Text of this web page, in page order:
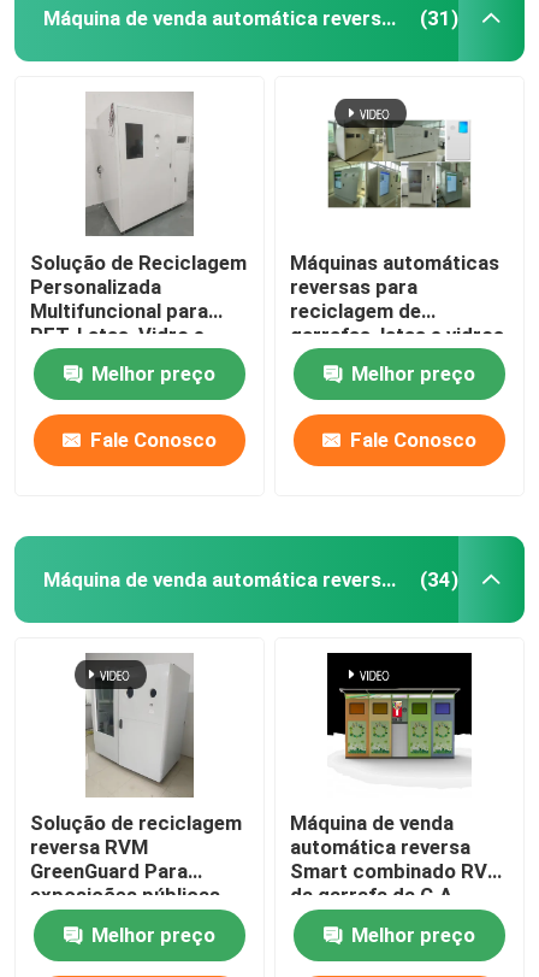
Máquina de venda automática reversa da garrafa (31)
Solução de Reciclagem
Personalizada
Multifuncional para
PET, Latas, Vidro e
Eletrônicos
Inteligentes (celular,
laptop, consoles de
jogos, etc.)
Melhor preço
Fale Conosco
Máquinas automáticas
reversas para
reciclagem de
garrafas, latas e vidros
Melhor preço
Fale Conosco
Máquina de venda automática reversa esperta (34)
Solução de reciclagem
reversa RVM
GreenGuard Para
exposições públicas
Melhor preço
Máquina de venda
automática reversa
Smart combinado RVM
da garrafa da C.A.
110V que recicla
máquinasMelhor preço